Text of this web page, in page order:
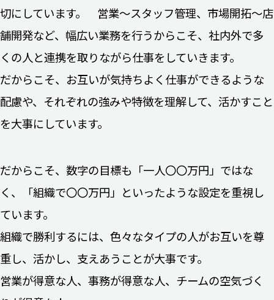
切にしています。 営業～スタッフ管理、市場開拓～店
舗開発など、幅広い業務を行うからこそ、社内外で多
くの人と連携を取りながら仕事をしていきます。
だからこそ、お互いが気持ちよく仕事ができるような
配慮や、それぞれの強みや特徴を理解して、活かすこと
を大事にしています。
だからこそ、数字の目標も「一人〇〇万円」ではな
く、「組織で〇〇万円」といったような設定を重視し
ています。
組織で勝利するには、色々なタイプの人がお互いを尊
重し、活かし、支えあうことが大事です。
営業が得意な人、事務が得意な人、チームの空気づく